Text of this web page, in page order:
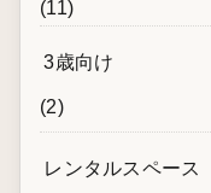
(11)
3歳向け
(2)
レンタルスペース